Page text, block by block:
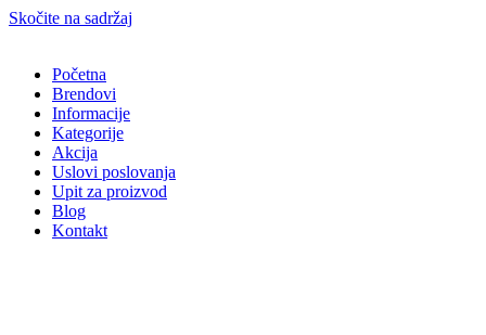
Skočite na sadržaj
Početna
Brendovi
Informacije
Kategorije
Akcija
Uslovi poslovanja
Upit za proizvod
Blog
Kontakt